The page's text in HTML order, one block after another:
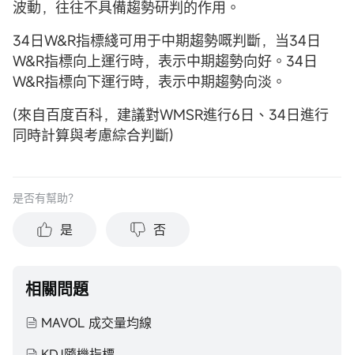
波動，往往不具備趨勢研判的作用。
34日W&R指標綫可用于中期趨勢嘅判斷，当34日
W&R指標向上運行時，表示中期趨勢向好。34日
W&R指標向下運行時，表示中期趨勢向淡。
(來自百度百科，建議對WMSR進行6日、34日進行
同時計算與考慮綜合判斷)
是否有幫助？
是 否
相關問題
MAVOL 成交量均線